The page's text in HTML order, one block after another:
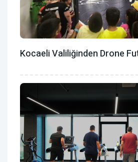
Kocaeli Valiliğinden Drone